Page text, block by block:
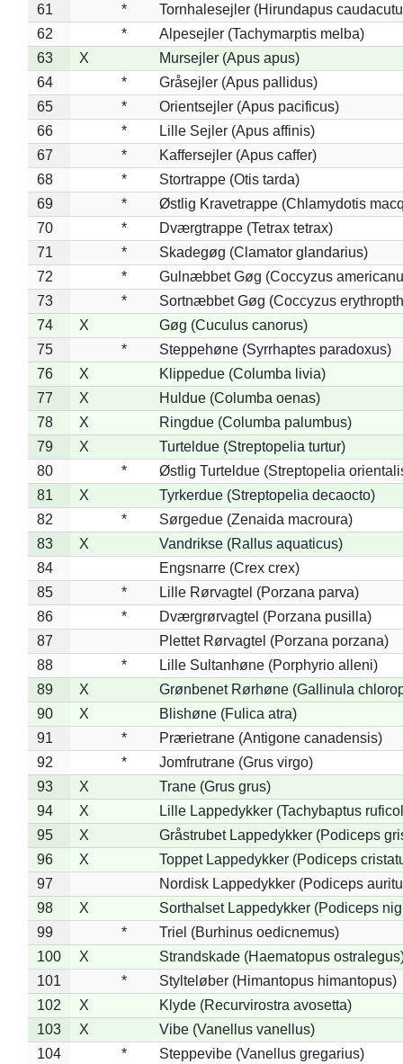
61
*
Tornhalesejler (Hirundapus
62
*
Alpesejler (Tachymarptis melba)
63
X
Mursejler (Apus apus)
64
*
Gråsejler (Apus pallidus)
65
*
Orientsejler (Apus pacificus)
66
*
Lille Sejler (Apus affinis)
67
*
Kaffersejler (Apus caffer)
68
*
Stortrappe (Otis tarda)
69
*
Østlig Kravetrappe (Chlamydotis
70
*
Dværgtrappe (Tetrax tetrax)
71
*
Skadegøg (Clamator glandarius)
72
*
Gulnæbbet Gøg (Coccyzus
73
*
Sortnæbbet Gøg (Coccyzus
74
X
Gøg (Cuculus canorus)
75
*
Steppehøne (Syrrhaptes paradoxus)
76
X
Klippedue (Columba livia)
77
X
Huldue (Columba oenas)
78
X
Ringdue (Columba palumbus)
79
X
Turteldue (Streptopelia turtur)
80
*
Østlig Turteldue (Streptopelia
81
X
Tyrkerdue (Streptopelia decaocto)
82
*
Sørgedue (Zenaida macroura)
83
X
Vandrikse (Rallus aquaticus)
84
Engsnarre (Crex crex)
85
*
Lille Rørvagtel (Porzana parva)
86
*
Dværgrørvagtel (Porzana pusilla)
87
Plettet Rørvagtel (Porzana porzana)
88
*
Lille Sultanhøne (Porphyrio alleni)
89
X
Grønbenet Rørhøne (Gallinula
90
X
Blishøne (Fulica atra)
91
*
Prærietrane (Antigone canadensis)
92
*
Jomfrutrane (Grus virgo)
93
X
Trane (Grus grus)
94
X
Lille Lappedykker (Tachybaptus
95
X
Gråstrubet Lappedykker (Podiceps
96
X
Toppet Lappedykker (Podiceps
97
Nordisk Lappedykker (Podiceps
98
X
Sorthalset Lappedykker (Podiceps
99
*
Triel (Burhinus oedicnemus)
100
X
Strandskade (Haematopus
101
*
Stylteløber (Himantopus himantopus)
102
X
Klyde (Recurvirostra avosetta)
103
X
Vibe (Vanellus vanellus)
104
* Steppevibe (Vanellus gregarius)